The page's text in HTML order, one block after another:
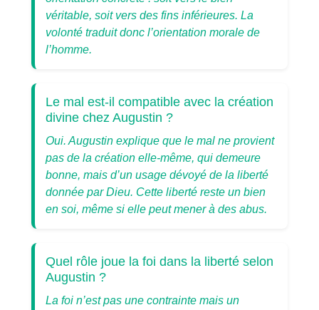
véritable, soit vers des fins inférieures. La
volonté traduit donc l’orientation morale de
l’homme.
Le mal est-il compatible avec la création
divine chez Augustin ?
Oui. Augustin explique que le mal ne provient
pas de la création elle-même, qui demeure
bonne, mais d’un usage dévoyé de la liberté
donnée par Dieu. Cette liberté reste un bien
en soi, même si elle peut mener à des abus.
Quel rôle joue la foi dans la liberté selon
Augustin ?
La foi n’est pas une contrainte mais un